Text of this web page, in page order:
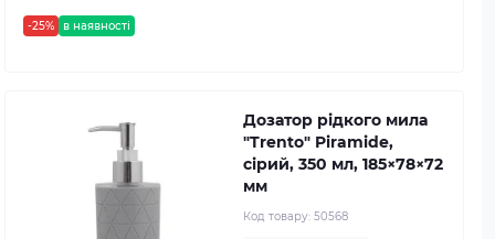
-25% в наявності
Дозатор рідкого мила
"Trento" Piramide,
сірий, 350 мл, 185×78×72
мм
Код товару: 50568